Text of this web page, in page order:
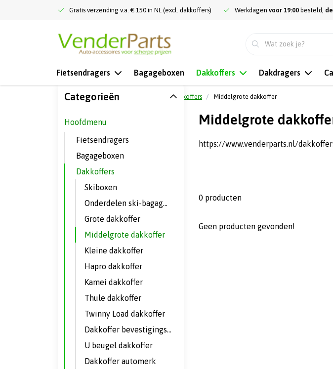
Gratis verzending v.a. € 150 in NL (excl. dakkoffers) Werkdagen voor 19:00 besteld,
Fietsendragers Bagageboxen Dakkoffers Dakdragers
Terug naar home Dakkoffers Middelgrote dakkoffer
Middelgrote
https://www.venderparts.nl/
0 producten
Geen producten gevonden!
Categorieën
Hoofdmenu
Fietsendragers
Bagageboxen
Dakkoffers
Skiboxen
Onderdelen ski-bagage boxen
Grote dakkoffer
Middelgrote dakkoffer
Kleine dakkoffer
Hapro dakkoffer
Kamei dakkoffer
Thule dakkoffer
Twinny Load dakkoffer
Dakkoffer bevestigingsset
U beugel dakkoffer
Dakkoffer automerk